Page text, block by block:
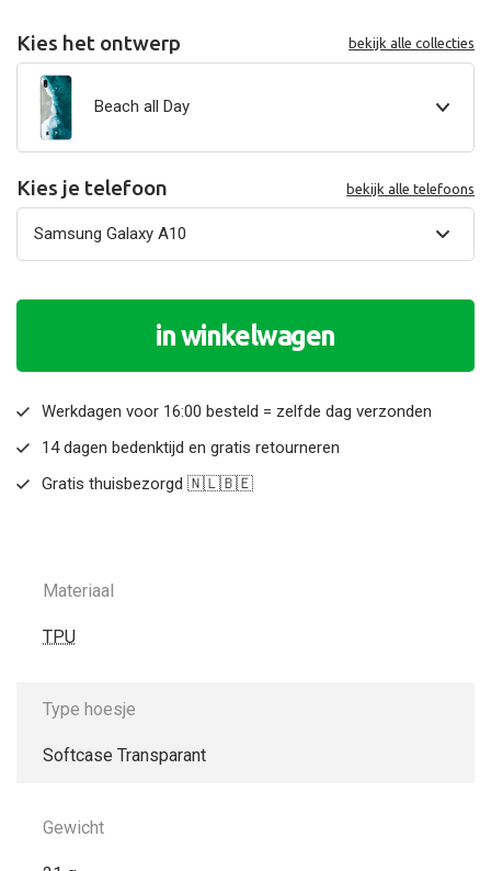
Kies het ontwerp bekijk alle collecties
Beach all Day
Kies je telefoon bekijk alle telefoons
in winkelwagen
Werkdagen voor 16:00 besteld = zelfde dag verzonden
14 dagen bedenktijd en gratis retourneren
Gratis thuisbezorgd 🇳🇱🇧🇪
Materiaal
TPU
Type hoesje
Softcase Transparant
Gewicht